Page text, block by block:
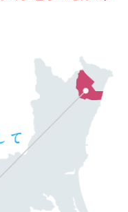
公式チャンネル